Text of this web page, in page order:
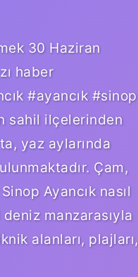
30 Haziran
haber
#ayancık #sinop
sahil ilçelerinden
yaz aylarında
Çam,
Ayancık nasıl
manzarasıyla
alanları, plajları,